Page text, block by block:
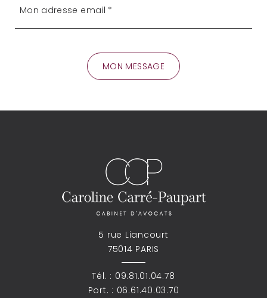
5 rue Liancourt
75014 PARIS
Tél. : 09.81.01.04.78
Port. : 06.61.40.03.70